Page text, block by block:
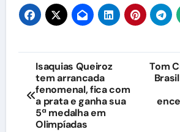
Navegação
de
Post
Isaquias Queiroz
tem arrancada
fenomenal, fica com
a prata e ganha sua
5ª medalha em
Olimpíadas
Tom